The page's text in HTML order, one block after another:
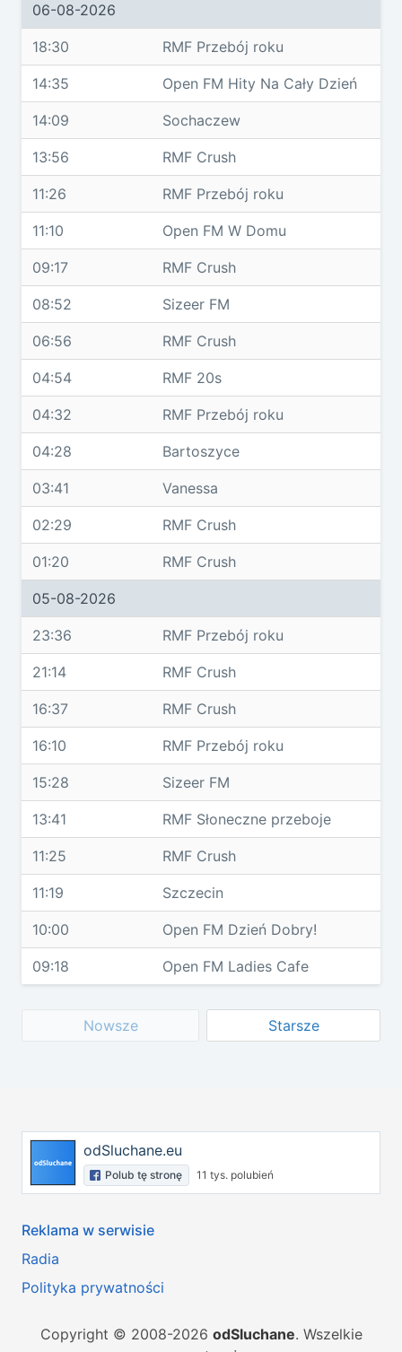
06-08-2026
18:30 RMF Przebój roku
14:35 Open FM Hity Na Cały Dzień
14:09 Sochaczew
13:56 RMF Crush
11:26 RMF Przebój roku
11:10 Open FM W Domu
09:17 RMF Crush
08:52 Sizeer FM
06:56 RMF Crush
04:54 RMF 20s
04:32 RMF Przebój roku
04:28 Bartoszyce
03:41 Vanessa
02:29 RMF Crush
01:20 RMF Crush
05-08-2026
23:36 RMF Przebój roku
21:14 RMF Crush
16:37 RMF Crush
16:10 RMF Przebój roku
15:28 Sizeer FM
13:41 RMF Słoneczne przeboje
11:25 RMF Crush
11:19 Szczecin
10:00 Open FM Dzień Dobry!
09:18 Open FM Ladies Cafe
Nowsze Starsze
odSluchane.eu
Polub tę stronę 11 tys. polubień
Reklama w serwisie
Radia
Polityka prywatności
Copyright © 2008-2026 odSluchane. Wszelkie